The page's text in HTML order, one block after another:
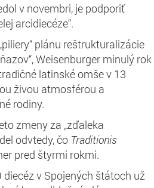
v novembri, je podporiť
arcidiecéze“.
plánu reštrukturalizácie
Weisenburger minulý rok
latinské omše v 13
živou atmosférou a
rodiny.
zmeny za „zďaleka
odvtedy, čo Traditionis
pred štyrmi rokmi.
diecéz v Spojených štátoch už